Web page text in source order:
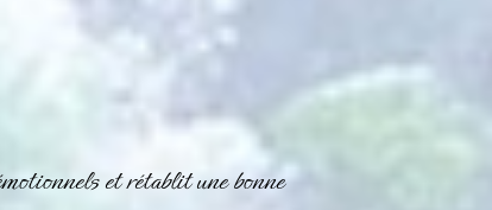
et rétablit une bonne